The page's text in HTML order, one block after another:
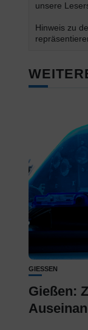
unsere
Hinweis zu
GIESSEN
Gießen: